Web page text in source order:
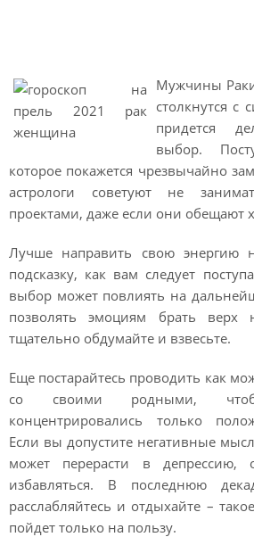
Мужчины
столкнутся с
придется
выбор.
которое покажется чрезвычайно
астрологи советуют не
проектами, даже если они обещают
Лучше направить свою энергию
подсказку, как вам следует
выбор может повлиять на
позволять эмоциям брать верх
тщательно обдумайте и взвесьте.
Еще постарайтесь проводить как
со своими родными,
концентрировались только
Если вы допустите негативные
может перерасти в депрессию,
избавляться. В последнюю
расслабляйтесь и отдыхайте –
пойдет только на пользу.